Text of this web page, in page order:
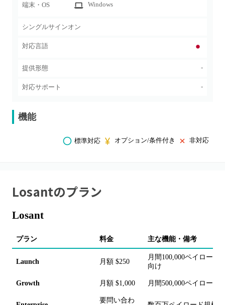
端末・OS Windows
シングルサインオン
対応言語
提供形態 -
対応サポート -
機能
標準対応 オプション/条件付き 非対応
Losantのプラン
Losant
プラン 料金 主な機能・備考
Launch 月額 $250
月間100,000ペイロー
向け
Growth 月額 $1,000 月間500,000ペイロー
要問い合わ